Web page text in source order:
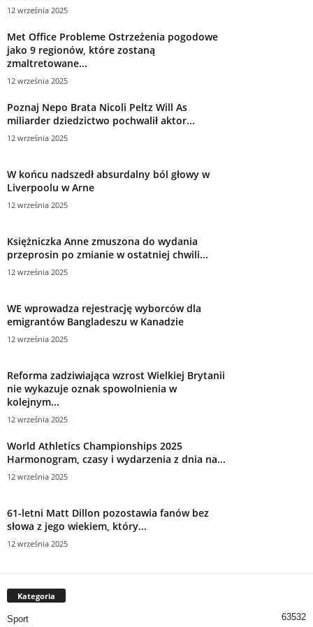
12 września 2025
Met Office Probleme Ostrzeżenia pogodowe
jako 9 regionów, które zostaną
zmaltretowane...
12 września 2025
Poznaj Nepo Brata Nicoli Peltz Will As
miliarder dziedzictwo pochwalił aktor...
12 września 2025
W końcu nadszedł absurdalny ból głowy w
Liverpoolu w Arne
12 września 2025
Księżniczka Anne zmuszona do wydania
przeprosin po zmianie w ostatniej chwili...
12 września 2025
WE wprowadza rejestrację wyborców dla
emigrantów Bangladeszu w Kanadzie
12 września 2025
Reforma zadziwiająca wzrost Wielkiej Brytanii
nie wykazuje oznak spowolnienia w
kolejnym...
12 września 2025
World Athletics Championships 2025
Harmonogram, czasy i wydarzenia z dnia na...
12 września 2025
61-letni Matt Dillon pozostawia fanów bez
słowa z jego wiekiem, który...
12 września 2025
Kategoria
Sport 63532